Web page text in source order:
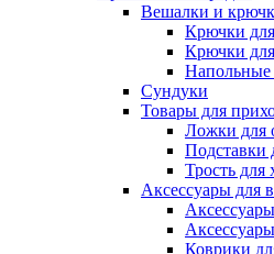
Вешалки и
Крючки
Крючки
Напольные
Сундуки
Товары для
Ложки для
Подставки
Трость для
Аксессуары для
Коврики